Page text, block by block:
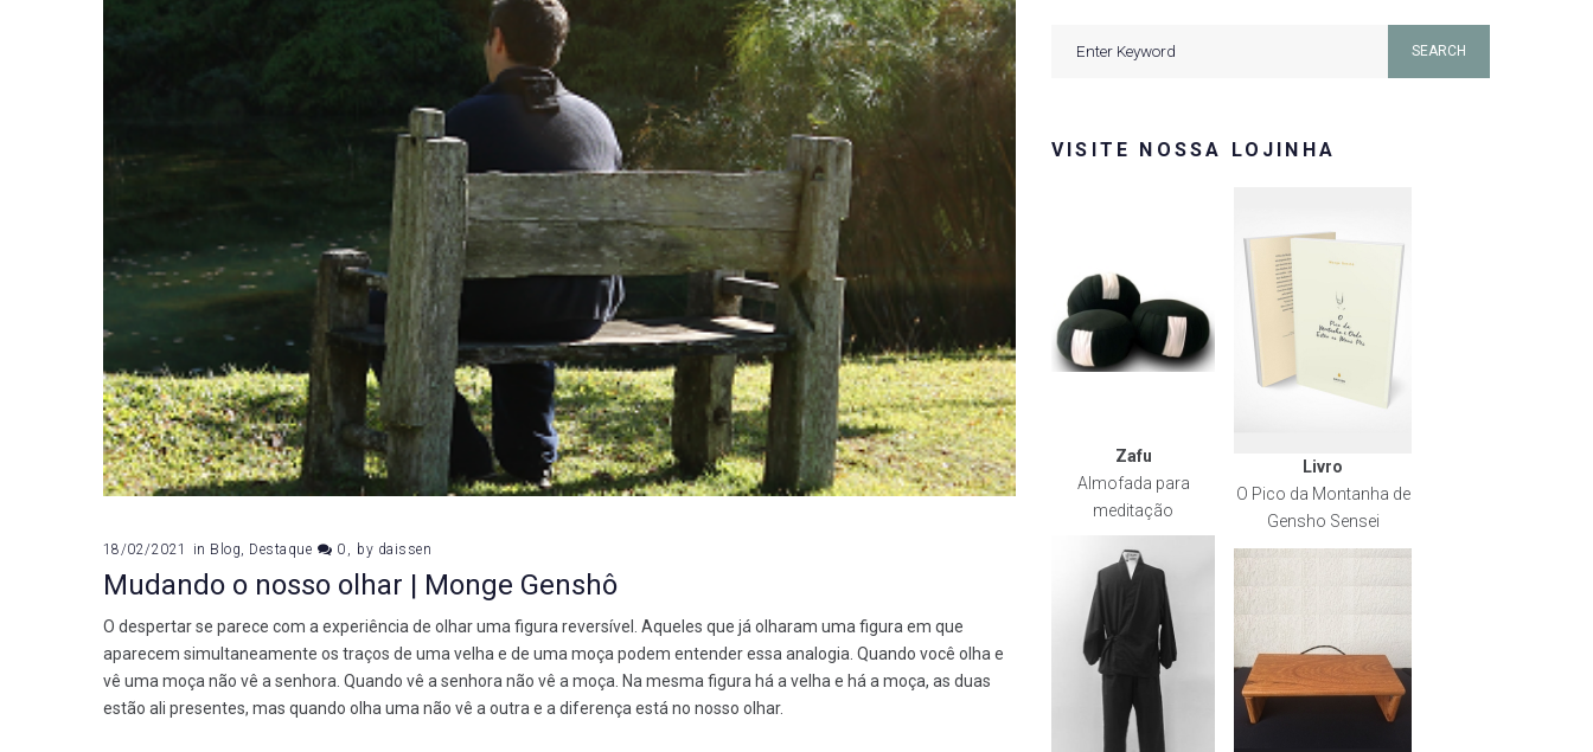
18/02/2021 in Blog, Destaque 0 by daissen
Mudando o nosso olhar | Monge Genshô
O despertar se parece com a experiência de olhar uma figura reversível. Aqueles que já olharam uma figura em que
aparecem simultaneamente os traços de uma velha e de uma moça podem entender essa analogia. Quando você olha e
vê uma moça não vê a senhora. Quando vê a senhora não vê a moça. Na mesma figura há a velha e há a moça, as duas
estão ali presentes, mas quando olha uma não vê a outra e a diferença está no nosso olhar.
SEARCH
VISITE NOSSA LOJINHA
Zafu
Almofada para
meditação
Livro
O Pico da Montanha de
Gensho Sensei